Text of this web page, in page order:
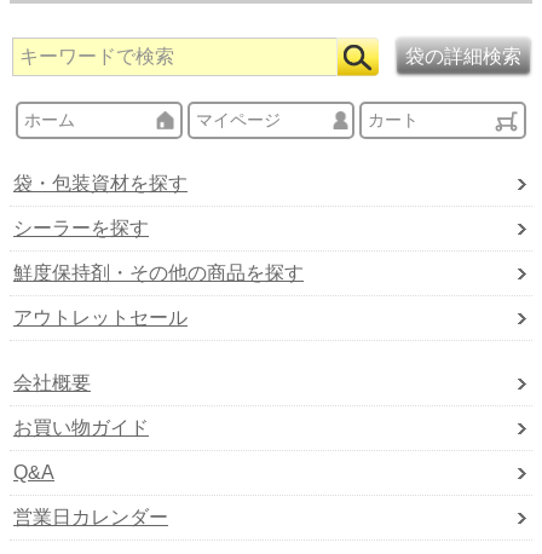
ホーム マイページ カート
袋・包装資材を探す
シーラーを探す
鮮度保持剤・その他の商品を探す
アウトレットセール
会社概要
お買い物ガイド
Q&A
営業日カレンダー